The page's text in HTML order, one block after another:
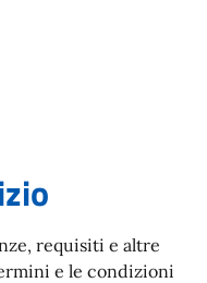
requisiti e altre
e le condizioni